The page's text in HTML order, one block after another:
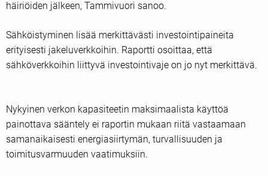
häiriöiden jälkeen, Tammivuori sanoo.
Sähköistyminen lisää merkittävästi investointipaineita
erityisesti jakeluverkkoihin. Raportti osoittaa, että
sähköverkkoihin liittyvä investointivaje on jo nyt merkittävä.
Nykyinen verkon kapasiteetin maksimaalista käyttöä
painottava sääntely ei raportin mukaan riitä vastaamaan
samanaikaisesti energiasiirtymän, turvallisuuden ja
toimitusvarmuuden vaatimuksiin.